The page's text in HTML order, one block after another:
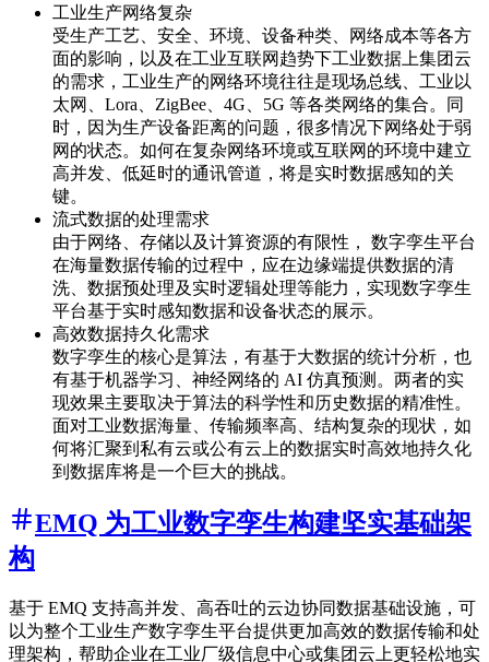
工业生产网络复杂
受生产工艺、安全、环境、设备种类、网络成本等各方
面的影响，以及在工业互联网趋势下工业数据上集团云
的需求，工业生产的网络环境往往是现场总线、工业以
太网、Lora、ZigBee、4G、5G 等各类网络的集合。同
时，因为生产设备距离的问题，很多情况下网络处于弱
网的状态。如何在复杂网络环境或互联网的环境中建立
高并发、低延时的通讯管道，将是实时数据感知的关
键。
流式数据的处理需求
由于网络、存储以及计算资源的有限性， 数字孪生平台
在海量数据传输的过程中，应在边缘端提供数据的清
洗、数据预处理及实时逻辑处理等能力，实现数字孪生
平台基于实时感知数据和设备状态的展示。
高效数据持久化需求
数字孪生的核心是算法，有基于大数据的统计分析，也
有基于机器学习、神经网络的 AI 仿真预测。两者的实
现效果主要取决于算法的科学性和历史数据的精准性。
面对工业数据海量、传输频率高、结构复杂的现状，如
何将汇聚到私有云或公有云上的数据实时高效地持久化
到数据库将是一个巨大的挑战。
EMQ 为工业数字孪生构建坚实基础架
构
基于 EMQ 支持高并发、高吞吐的云边协同数据基础设施，可
以为整个工业生产数字孪生平台提供更加高效的数据传输和处
理架构，帮助企业在工业厂级信息中心或集团云上更轻松地实